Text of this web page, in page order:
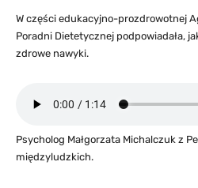
W części edukacyjno-prozdrowotnej
Poradni Dietetycznej podpowiadała,
zdrowe nawyki.
Psycholog Małgorzata Michalczuk z
międzyludzkich.